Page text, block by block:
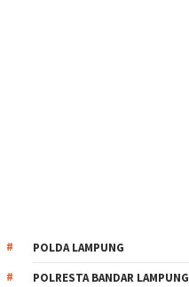
POLDA LAMPUNG
POLRESTA BANDAR LAMPUNG